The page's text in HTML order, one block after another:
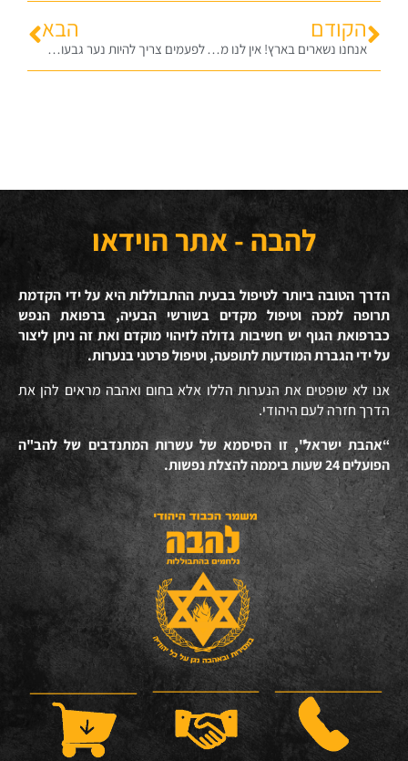
הקודם
אנחנו נשארים בארץ! אין לנו מה לחפש בגלות לפרשת מקץ תשפ"א
הבא
לפעמים צריך להיות נער גבעות – לפרשת ויחי תשפ"א
להבה - אתר הוידאו
הדרך הטובה ביותר לטיפול בבעית ההתבוללות היא על ידי הקדמת
תרופה למכה וטיפול מקדים בשורשי הבעיה, ברפואת הנפש
כברפואת הגוף יש חשיבות גדולה לזיהוי מוקדם ואת זה ניתן ליצור
על ידי הגברת המודעות לתופעה, וטיפול פרטני בנערות.
אנו לא שופטים את הנערות הללו אלא בחום ואהבה מראים להן את
הדרך חזרה לעם היהודי.
“אהבת ישראל", זו הסיסמא של עשרות המתנדבים של להב"ה
הפועלים 24 שעות ביממה להצלת נפשות.